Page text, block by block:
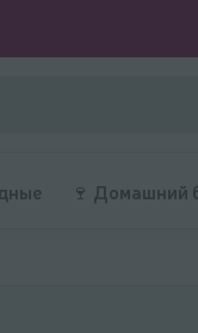
🍷 Домашний